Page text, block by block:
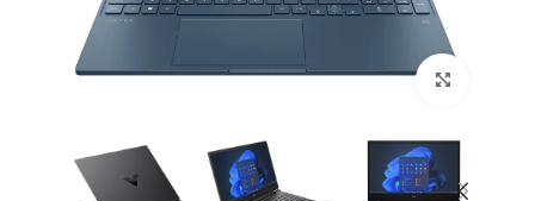
بزرگنمایی تصویر